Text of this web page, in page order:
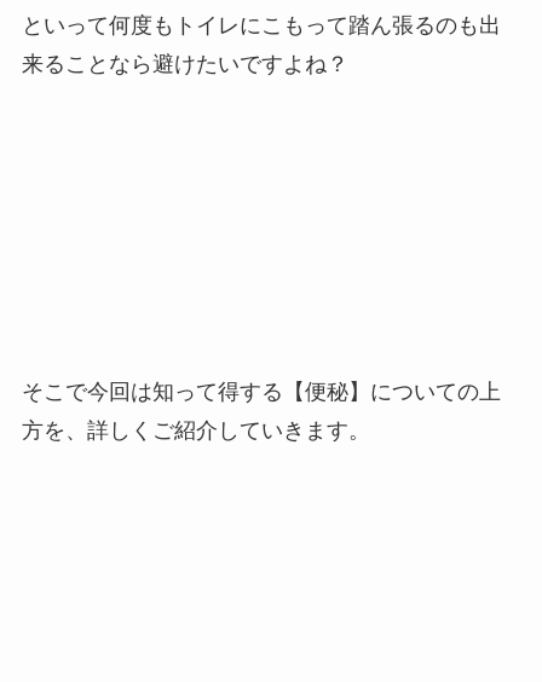
といって何度もトイレにこもって踏ん張るのも出
来ることなら避けたいですよね？
そこで今回は知って得する【便秘】についての上
方を、詳しくご紹介していきます。